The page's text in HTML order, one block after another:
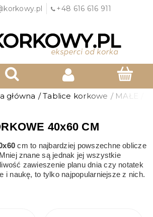
+48 616 616 911
główna / Tablice korkowe / MAŁE
40x60 CM
cm to najbardziej powszechne oblicze
znane są jednak jej wszystkie
zawieszenie planu dnia czy notatek
i naukę, to tylko najpopularniejsze z nich.